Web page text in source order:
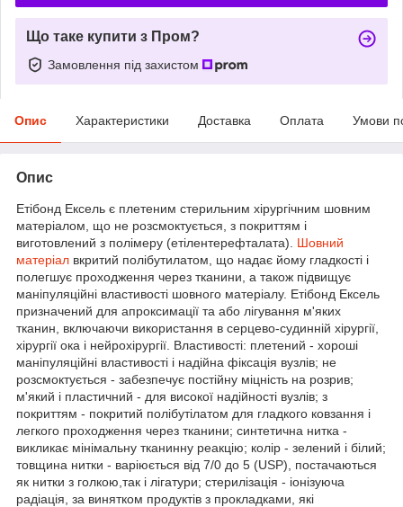
Що таке купити з Пром?
Замовлення під захистом
Опис Характеристики Доставка Оплата Умови
Опис
Етібонд Ексель є плетеним стерильним хірургічним шовним
матеріалом, що не розсмоктується, з покриттям і
виготовлений з полімеру (етілентерефталата). Шовний
матеріал вкритий полібутилатом, що надає йому гладкості і
полегшує проходження через тканини, а також підвищує
маніпуляційні властивості шовного матеріалу. Етібонд Ексель
призначений для апроксимації та або лігування м'яких
тканин, включаючи використання в серцево-судинній хірургії,
хірургії ока і нейрохірургії. Властивості: плетений - хороші
маніпуляційні властивості і надійна фіксація вузлів; не
розсмоктується - забезпечує постійну міцність на розрив;
м'який і пластичний - для високої надійності вузлів; з
покриттям - покритий полібутілатом для гладкого ковзання і
легкого проходження через тканини; синтетична нитка -
викликає мінімальну тканинну реакцію; колір - зелений і білий;
товщина нитки - варіюється від 7/0 до 5 (USP), постачаються
як нитки з голкою,так і лігатури; стерилізація - іонізуюча
радіація, за винятком продуктів з прокладками, які